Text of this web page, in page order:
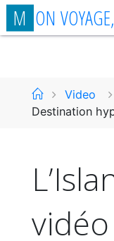
Aller
auM ON VOYAGE,
AccueilVideo
Destination